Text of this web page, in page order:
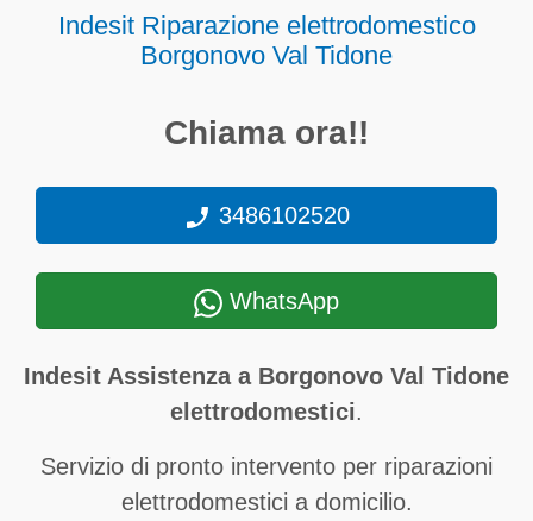
Indesit Riparazione elettrodomestico
Borgonovo Val Tidone
Chiama ora!!
3486102520
WhatsApp
Indesit Assistenza a Borgonovo Val Tidone
elettrodomestici.
Servizio di pronto intervento per riparazioni
elettrodomestici a domicilio.